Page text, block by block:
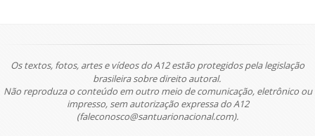
Os textos, fotos, artes e vídeos do A12 estão protegidos pela legislação
brasileira sobre direito autoral.
Não reproduza o conteúdo em outro meio de comunicação, eletrônico ou
impresso, sem autorização expressa do A12
(faleconosco@santuarionacional.com).